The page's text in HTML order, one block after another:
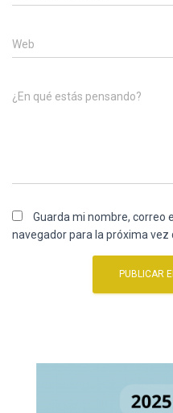
Web
¿En qué estás pensando?
Guarda mi nombre, correo
navegador para la próxima vez